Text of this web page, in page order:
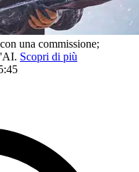
una commissione;
Scopri di più